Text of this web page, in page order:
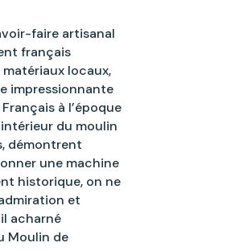
faire artisanal
français
locaux,
impressionnante
à l’époque
du moulin
démontrent
une machine
historique, on ne
et
acharné
Moulin de